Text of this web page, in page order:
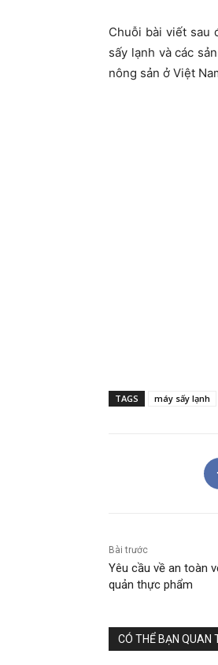
Chuỗi bài viết sau
sấy lạnh và các
nông sản ở Việt
TAGS máy sấy lạnh
Bài trước
Yêu cầu về an toàn
quản thực phẩm
CÓ THỂ BẠN QUAN